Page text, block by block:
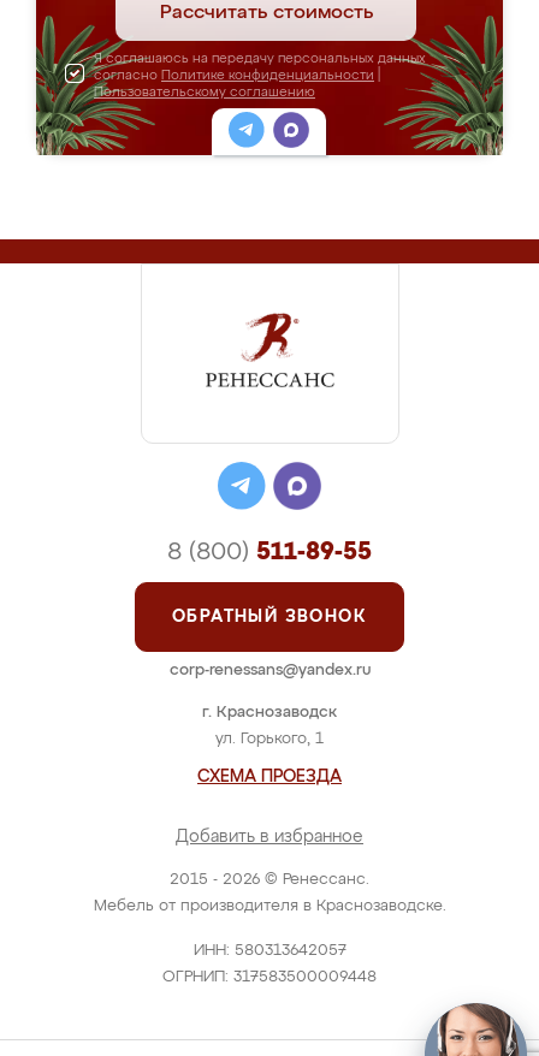
Рассчитать стоимость
Я соглашаюсь на передачу персональных данных
согласно Политике конфиденциальности
Пользовательскому соглашению
2015 - 2026 © Ренессанс.
Мебель от производителя в Краснозаводске.
ИНН: 580313642057
ОГРНИП: 317583500009448
г. Краснозаводск
ул. Горького, 1
СХЕМА ПРОЕЗДА
Добавить в избранное
8 (800) 511-89-55
ОБРАТНЫЙ ЗВОНОК
corp-renessans@yandex.ru